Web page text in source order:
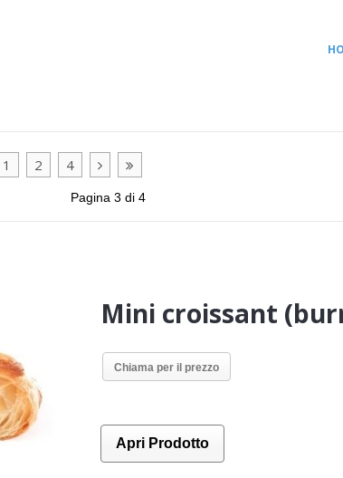
1 2 4
Pagina 3 di 4
Mini croissant
Chiama per il prezzo
Apri Prodotto